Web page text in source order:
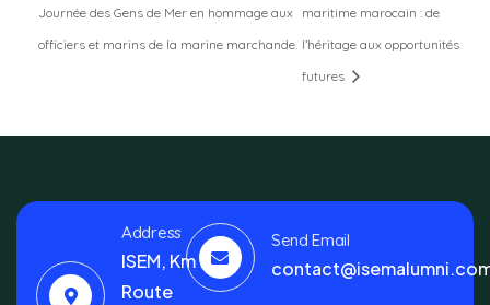
Journée des Gens de Mer en hommage aux
officiers et marins de la marine marchande.
maritime marocain : de
l’héritage aux opportunités
futures
Address
ISEM, Km 7
Route
Send Email